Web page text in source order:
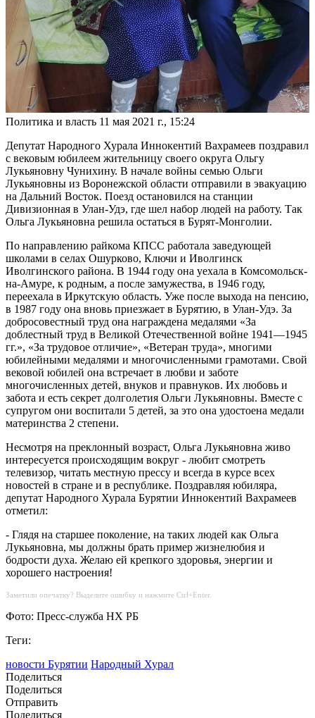
Политика и власть 11 мая 2021 г., 15:24
Депутат Народного Хурала Иннокентий Вахрамеев поздравил
с вековым юбилеем жительницу своего округа Ольгу
Лукьяновну Чунихину. В начале войны семью Ольги
Лукьяновны из Воронежской области отправили в эвакуацию
на Дальний Восток. Поезд остановился на станции
Дивизионная в Улан-Удэ, где шел набор людей на работу. Так
Ольга Лукьяновна решила остаться в Бурят-Монголии.
По направлению райкома КПСС работала заведующей
школами в селах Ошурково, Ключи и Иволгинск
Иволгинского района. В 1944 году она уехала в Комсомольск-
на-Амуре, к родным, а после замужества, в 1946 году,
переехала в Иркутскую область. Уже после выхода на пенсию,
в 1987 году она вновь приезжает в Бурятию, в Улан-Удэ. За
добросовестный труд она награждена медалями «За
доблестный труд в Великой Отечественной войне 1941—1945
гг.», «За трудовое отличие», «Ветеран труда», многими
юбилейными медалями и многочисленными грамотами. Свой
вековой юбилей она встречает в любви и заботе
многочисленных детей, внуков и правнуков. Их любовь и
забота и есть секрет долголетия Ольги Лукьяновны. Вместе с
супругом они воспитали 5 детей, за это она удостоена медали
материнства 2 степени.
Несмотря на преклонный возраст, Ольга Лукьяновна живо
интересуется происходящим вокруг - любит смотреть
телевизор, читать местную прессу и всегда в курсе всех
новостей в стране и в республике. Поздравляя юбиляра,
депутат Народного Хурала Бурятии Иннокентий Вахрамеев
отметил:
- Глядя на старшее поколение, на таких людей как Ольга
Лукьяновна, мы должны брать пример жизнелюбия и
бодрости духа. Желаю ей крепкого здоровья, энергии и
хорошего настроения!
Заметили опечатку? Выделите ошибку и нажмите Ctrl+Enter.
Фото: Пресс-служба НХ РБ
Теги:
новости Бурятии Народный Хурал
Поделиться
Поделиться
Отправить
Поделиться